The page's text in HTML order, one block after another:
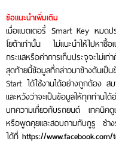
ข้อแนะนำเพิ่มเติม
เมื่อแบตเตอรี่ Smart Key หมดป
โยต้าเท่านั้น ไม่แนะนำให้ไปหาซื้
กระแสหรือค่าการเก็บประจุจะไม่เ
สุดท้ายนี้ข้อมูลที่กล่าวมาข้างต้นเป็
Start ได้ใช้งานได้อย่างถูกต้อง ส
และหวังว่าจะเป็นข้อมูลให้ทุกท่านไ
บทความเกี่ยวกับรถยนต์ เทคนิค
หรือพูดคุยและสอบถามกับกูรู ช่
ได้ที่ https://